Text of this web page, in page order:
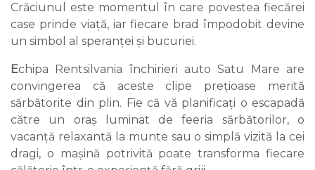
Crăciunul este momentul în care povestea fiecărei
case prinde viață, iar fiecare brad împodobit devine
un simbol al speranței și bucuriei.
Echipa Rentsilvania închirieri auto Satu Mare are
convingerea că aceste clipe prețioase merită
sărbătorite din plin. Fie că vă planificați o escapadă
către un oraș luminat de feeria sărbătorilor, o
vacanță relaxantă la munte sau o simplă vizită la cei
dragi, o mașină potrivită poate transforma fiecare